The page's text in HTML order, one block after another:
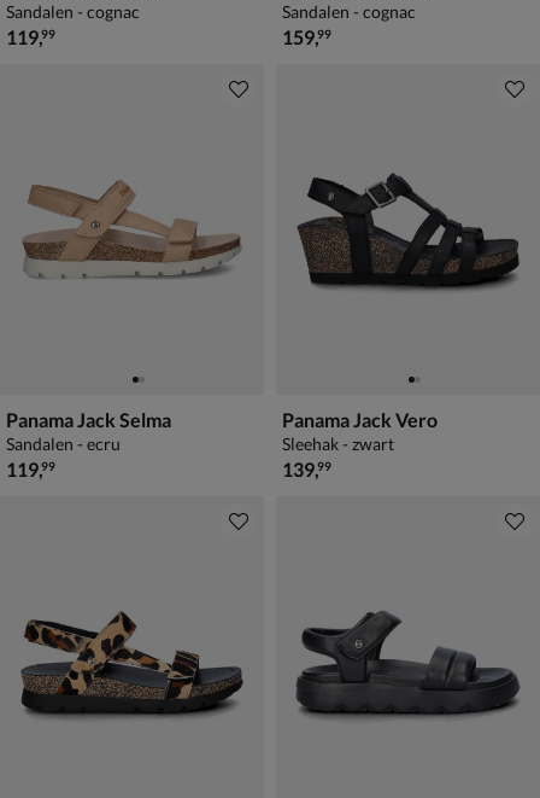
Sandalen - cognac
€ 119,99
119,99
Sandalen - cognac
€ 159,99
159,99
Panama Jack Selma
Sandalen - ecru
€ 119,99
119,99
Panama Jack Vero
Sleehak - zwart
€ 139,99
139,99